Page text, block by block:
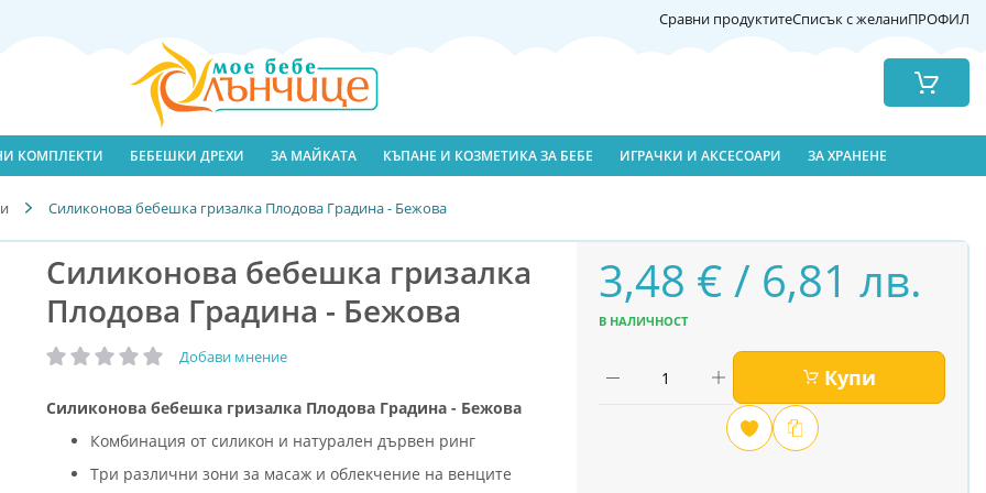
Сравни продуктитеСписък с желаниПРОФИЛ
Количка
КОМПЛЕКТИ БЕБЕШКИ ДРЕХИ ЗА МАЙКАТА КЪПАНЕ И КОЗМЕТИКА ЗА БЕБЕ ИГРАЧКИ И АКСЕСОАРИ ЗА ХРАНЕНЕ
Силиконова бебешка гризалка Плодова Градина - Бежова
Силиконова бебешка гризалка
Плодова Градина - Бежова
рейтинг: Добави мнение
Силиконова бебешка гризалка Плодова Градина - Бежова
Комбинация от силикон и натурален дървен ринг
Три различни зони за масаж и облекчение на венците
3,48 € / 6,81 лв.
В НАЛИЧНОСТ
Купи
ДобавиСравни